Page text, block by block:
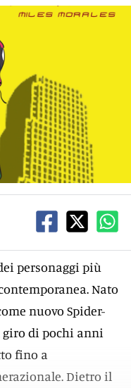
personaggi più
Nato
nuovo Spider-
giro di pochi anni
fino a
Dietro il